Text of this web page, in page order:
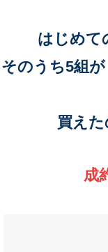
はじめて
そのうち5組
買えた
成